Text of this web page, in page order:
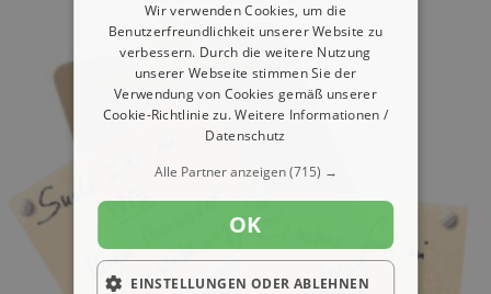
Wir verwenden Cookies, um die
Benutzerfreundlichkeit unserer Website zu
verbessern. Durch die weitere Nutzung
unserer Webseite stimmen Sie der
Verwendung von Cookies gemäß unserer
Cookie-Richtlinie zu.Weitere Informationen /
Datenschutz
Alle Partner anzeigen(715) →
OK
EINSTELLUNGEN ODER ABLEHNEN